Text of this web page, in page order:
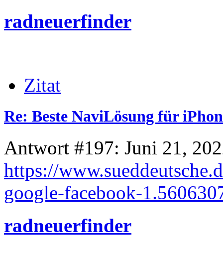
radneuerfinder
Zitat
Re: Beste NaviLösung für
Antwort #197: Juni 21,
https://
google-facebook-
radneuerfinder